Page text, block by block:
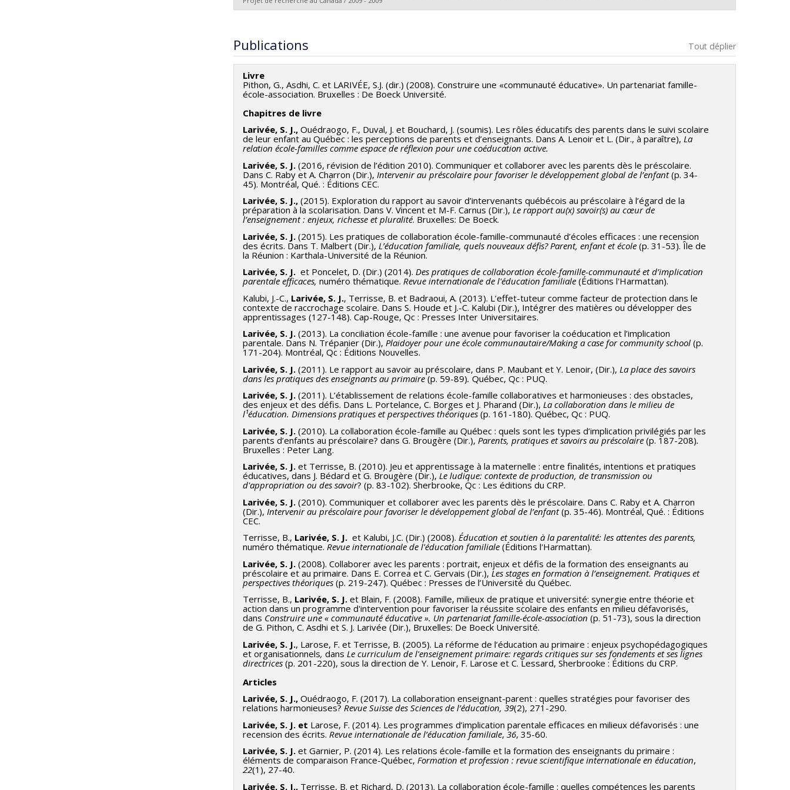
Publications Tout déplier
Livre
Pithon, G., Asdhi, C. et LARIVÉE, S.J. (dir.) (2008). Construire une «communauté éducative». Un partenariat famille-
école-association. Bruxelles : De Boeck Université.
Chapitres de livre
Larivée, S. J., Ouédraogo, F., Duval, J. et Bouchard, J. (soumis). Les rôles éducatifs des parents dans le suivi scolaire
de leur enfant au Québec : les perceptions de parents et d’enseignants. Dans A. Lenoir et L. (Dir., à paraître), La
relation école-familles comme espace de réflexion pour une coéducation active.
Larivée, S. J. (2016, révision de l’édition 2010). Communiquer et collaborer avec les parents dès le préscolaire.
Dans C. Raby et A. Charron (Dir.), Intervenir au préscolaire pour favoriser le développement global de l’enfant(p. 34-
45). Montréal, Qué. : Éditions CEC.
Larivée, S. J., (2015). Exploration du rapport au savoir d’intervenants québécois au préscolaire à l’égard de la
préparation à la scolarisation. Dans V. Vincent et M-F. Carnus (Dir.), Le rapport au(x) savoir(s) au cœur de
l’enseignement : enjeux, richesse et pluralité. Bruxelles: De Boeck.
Larivée, S. J. (2015). Les pratiques de collaboration école-famille-communauté d’écoles efficaces : une recension
des écrits. Dans T. Malbert (Dir.), L’éducation familiale, quels nouveaux défis? Parent, enfant et école (p. 31-53). Île de
la Réunion : Karthala-Université de la Réunion.
Larivée, S. J. et Poncelet, D. (Dir.) (2014). Des pratiques de collaboration école-famille-communauté et d’implication
parentale efficaces, numéro thématique. Revue internationale de l'éducation familiale (Éditions l'Harmattan).
Kalubi, J.-C., Larivée, S. J., Terrisse, B. et Badraoui, A. (2013). L’effet-tuteur comme facteur de protection dans le
contexte de raccrochage scolaire. Dans S. Houde et J.-C. Kalubi (Dir.), Intégrer des matières ou développer des
apprentissages (127-148). Cap-Rouge, Qc : Presses Inter Universitaires.
Larivée, S. J. (2013). La conciliation école-famille : une avenue pour favoriser la coéducation et l’implication
parentale. Dans N. Trépanier (Dir.), Plaidoyer pour une école communautaire/Making a case for community school (p.
171-204). Montréal, Qc : Éditions Nouvelles.
Larivée, S. J. (2011). Le rapport au savoir au préscolaire, dans P. Maubant et Y. Lenoir, (Dir.), La place des savoirs
dans les pratiques des enseignants au primaire(p. 59-89). Québec, Qc : PUQ.
Larivée, S. J. (2011). L’établissement de relations école-famille collaboratives et harmonieuses : des obstacles,
des enjeux et des défis. Dans L. Portelance, C. Borges et J. Pharand (Dir.), La collaboration dans le milieu de
l¹éducation. Dimensions pratiques et perspectives théoriques (p. 161-180). Québec, Qc : PUQ.
Larivée, S. J. (2010). La collaboration école-famille au Québec : quels sont les types d’implication privilégiés par les
parents d’enfants au préscolaire? dans G. Brougère (Dir.), Parents, pratiques et savoirs au préscolaire (p. 187-208).
Bruxelles : Peter Lang.
Larivée, S. J. et Terrisse, B. (2010). Jeu et apprentissage à la maternelle : entre finalités, intentions et pratiques
éducatives, dans J. Bédard et G. Brougère (Dir.), Le ludique: contexte de production, de transmission ou
d'appropriation ou des savoir? (p. 83-102). Sherbrooke, Qc : Les éditions du CRP.
Larivée, S. J. (2010). Communiquer et collaborer avec les parents dès le préscolaire. Dans C. Raby et A. Charron
(Dir.), Intervenir au préscolaire pour favoriser le développement global de l’enfant(p. 35-46). Montréal, Qué. : Éditions
CEC.
Terrisse, B., Larivée, S. J. et Kalubi, J.C. (Dir.) (2008). Éducation et soutien à la parentalité: les attentes des parents,
numéro thématique. Revue internationale de l'éducation familiale (Éditions l'Harmattan).
Larivée, S. J. (2008). Collaborer avec les parents : portrait, enjeux et défis de la formation des enseignants au
préscolaire et au primaire. Dans E. Correa et C. Gervais (Dir.), Les stages en formation à l’enseignement. Pratiques et
perspectives théoriques (p. 219-247). Québec : Presses de l’Université du Québec.
Terrisse, B., Larivée, S. J. et Blain, F. (2008). Famille, milieux de pratique et université: synergie entre théorie et
action dans un programme d'intervention pour favoriser la réussite scolaire des enfants en milieu défavorisés,
dans Construire une « communauté éducative ». Un partenariat famille-école-association (p. 51-73), sous la direction
de G. Pithon, C. Asdhi et S. J. Larivée (Dir.), Bruxelles: De Boeck Université.
Larivée, S. J., Larose, F. et Terrisse, B. (2005). La réforme de l’éducation au primaire : enjeux psychopédagogiques
et organisationnels, dans Le curriculum de l'enseignement primaire: regards critiques sur ses fondements et ses lignes
directrices (p. 201-220), sous la direction de Y. Lenoir, F. Larose et C. Lessard, Sherbrooke : Éditions du CRP.
Articles
Larivée, S. J., Ouédraogo, F. (2017). La collaboration enseignant-parent : quelles stratégies pour favoriser des
relations harmonieuses? Revue Suisse des Sciences de l’éducation, 39(2), 271-290.
Larivée, S. J. et Larose, F. (2014). Les programmes d’implication parentale efficaces en milieux défavorisés : une
recension des écrits. Revue internationale de l’éducation familiale, 36, 35-60.
Larivée, S. J. et Garnier, P. (2014). Les relations école-famille et la formation des enseignants du primaire :
éléments de comparaison France-Québec, Formation et profession : revue scientifique internationale en éducation,
22(1), 27-40.
Larivée, S. J., Terrisse, B. et Richard, D. (2013). La collaboration école-famille : quelles compétences les parents